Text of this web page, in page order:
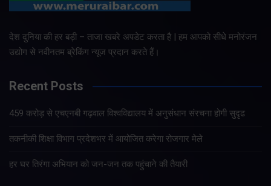
देश दुनिया की हर बड़ी – ताजा खबरे अपडेट करता है | हम आपको सीधे मनोरंजन
उद्योग से नवीनतम ब्रेकिंग न्यूज प्रदान करते हैं।
Recent Posts
459 करोड़ से एचएनबी गढ़वाल विश्वविद्यालय में अनुसंधान संरचना होगी सुदृढ
तकनीकी शिक्षा विभाग प्रदेशभर में आयोजित करेगा रोजगार मेले
हर घर तिरंगा अभियान को जन-जन तक पहुंचाने की तैयारी